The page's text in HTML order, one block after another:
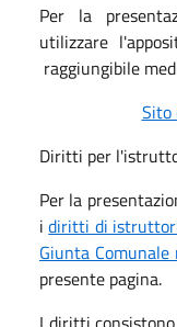
Per la
utilizzare
raggiungibile
Sito
Diritti per
Per la
idiritti di
Giunta
presente pagina.